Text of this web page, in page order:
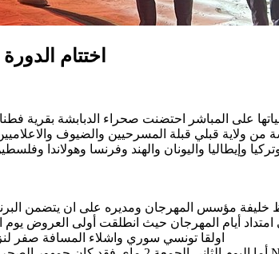
اختتام
على المباشر احتضنت صحراء الدبابشة بقرية
ولاية قبلي قبلة المسرحيين والضيوف والاعلاميين
وتركيا وإيطاليا واليونان والهند وفرنسا
خليفة مؤسس المهرجان ومديره على ان يتضمن
اولقا تونسي سوري واشلاء المسافة صفر